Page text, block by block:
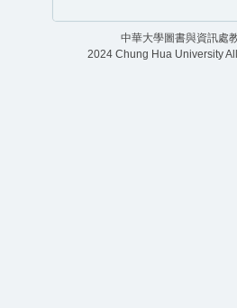
中華大學圖書與資訊處
2024 Chung Hua University